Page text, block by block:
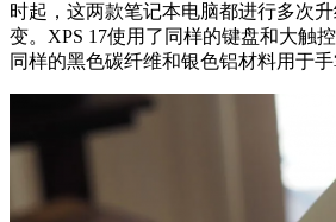
时起，这两款笔记本电脑都进行多次
变。XPS 17使用了同样的键盘和大触
同样的黑色碳纤维和银色铝材料用于手